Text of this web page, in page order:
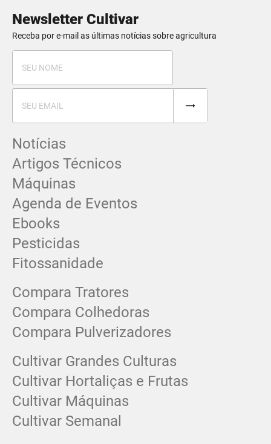
Newsletter Cultivar
Receba por e-mail as últimas notícias sobre agricultura
Notícias
Artigos Técnicos
Máquinas
Agenda de Eventos
Ebooks
Pesticidas
Fitossanidade
Compara Tratores
Compara Colhedoras
Compara Pulverizadores
Cultivar Grandes Culturas
Cultivar Hortaliças e Frutas
Cultivar Máquinas
Cultivar Semanal